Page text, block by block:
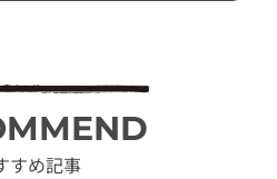
すめ記事